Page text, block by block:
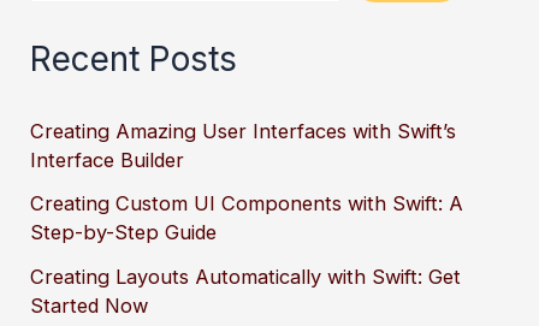
Recent Posts
Creating Amazing User Interfaces with Swift’s
Interface Builder
Creating Custom UI Components with Swift: A
Step-by-Step Guide
Creating Layouts Automatically with Swift: Get
Started Now